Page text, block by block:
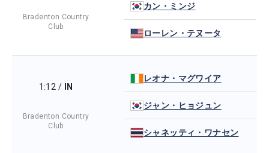
Bradenton Country
Club
カン・ミンジ
ローレン・テヌータ
1:12 / IN
Bradenton Country
Club
レオナ・マグワイア
ジャン・ヒョジュン
シャネッティ・ワナセン